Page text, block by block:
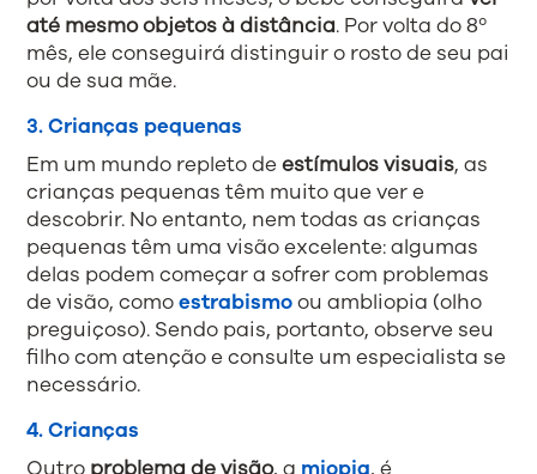
até mesmo objetos à distância. Por volta do 8º
mês, ele conseguirá distinguir o rosto de seu pai
ou de sua mãe.
3. Crianças pequenas
Em um mundo repleto deestímulos visuais, as
crianças pequenas têm muito que ver e
descobrir. No entanto, nem todas as crianças
pequenas têm uma visão excelente: algumas
delas podem começar a sofrer com problemas
de visão, comoestrabismoou ambliopia (olho
preguiçoso). Sendo pais, portanto, observe seu
filho com atenção e consulte um especialista se
necessário.
4. Crianças
Outro problema de visão, a miopia, é